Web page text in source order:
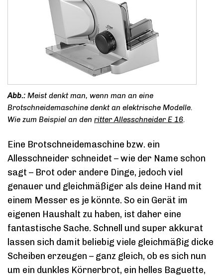
Meist denkt man, wenn man an eine
Brotschneidemaschine denkt an elektrische Modelle.
Wie zum Beispiel an den ritter Allesschneider E 16.
Eine Brotschneidemaschine bzw. ein
Allesschneider schneidet – wie der Name schon
sagt – Brot oder andere Dinge, jedoch viel
genauer und gleichmäßiger als deine Hand mit
einem Messer es je könnte. So ein Gerät im
eigenen Haushalt zu haben, ist daher eine
fantastische Sache. Schnell und super akkurat
lassen sich damit beliebig viele gleichmäßig dicke
Scheiben erzeugen – ganz gleich, ob es sich nun
um ein dunkles Körnerbrot, ein helles Baguette,